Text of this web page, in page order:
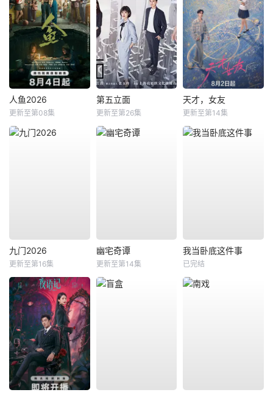
人鱼2026
更新至第08集
第五立面
更新至第26集
天才，女友
更新至第14集
九门2026
更新至第16集
幽宅奇谭
更新至第14集
我当卧底这件事
已完结